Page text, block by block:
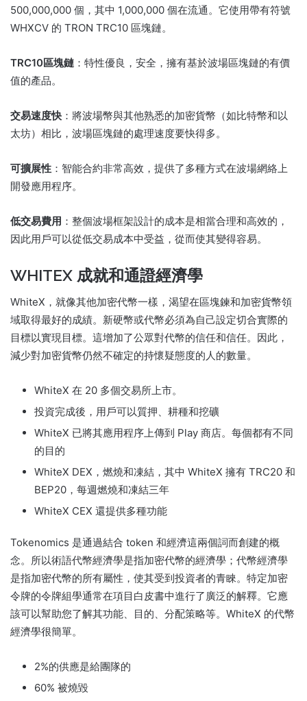
500,000,000 個，其中 1,000,000 個在流通。 它使用帶有符號
WHXCV 的 TRON TRC10 區塊鏈。
TRC10區塊鏈 ：特性優良，安全，擁有基於波場區塊鏈的有價
值的產品。
交易速度快 ：將波場幣與其他熟悉的加密貨幣（如比特幣和以
太坊）相比，波場區塊鏈的處理速度要快得多。
可擴展性 ：智能合約非常高效，提供了多種方式在波場網絡上
開發應用程序。
低交易費用 ：整個波場框架設計的成本是相當合理和高效的，
因此用戶可以從低交易成本中受益，從而使其變得容易。
WHITEX 成就和通證經濟學
WhiteX，就像其他加密代幣一樣，渴望在區塊鍊和加密貨幣領
域取得最好的成績。 新硬幣或代幣必須為自己設定切合實際的
目標以實現目標。 這增加了公眾對代幣的信任和信任。 因此，
減少對加密貨幣仍然不確定的持懷疑態度的人的數量。
WhiteX 在 20 多個交易所上市。
投資完成後，用戶可以質押、耕種和挖礦
WhiteX 已將其應用程序上傳到 Play 商店。 每個都有不同
的目的
WhiteX DEX，燃燒和凍結，其中 WhiteX 擁有 TRC20 和
BEP20，每週燃燒和凍結三年
WhiteX CEX 還提供多種功能
Tokenomics 是通過結合 token 和經濟這兩個詞而創建的概
念。 所以術語代幣經濟學是指加密代幣的經濟學； 代幣經濟學
是指加密代幣的所有屬性，使其受到投資者的青睞。 特定加密
令牌的令牌組學通常在項目白皮書中進行了廣泛的解釋。 它應
該可以幫助您了解其功能、目的、分配策略等。 WhiteX 的代幣
經濟學很簡單。
2%的供應是給團隊的
60% 被燒毀